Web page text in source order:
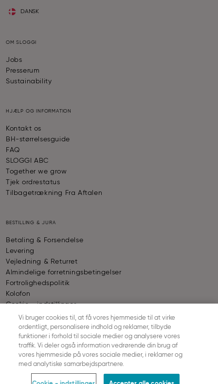
DANSK
OM SLOGGI
Jobs
Presserum
Sustainability
HJÆLP OG INFORMATION
Kontakt os
BH-størrelsesguide
FAQ
SLOGGI ABC
Together we grow
Tjek ordrestatus
Tilbagetrækning Fra Aftalen
BESTILLING & JURA
Betaling & Forsendelse
Levering
Vejledning & Returret
Almindelige forretningsbetingelser
Fortrolighedspolitik
Kolofon
Cookie - indstillinger
BETALING
© SLOGGI2026ALL RIGHTS RESERVED
Vi bruger cookies til, at få vores hjemmeside til at virke
ordentligt, personalisere indhold og reklamer, tilbyde
funktioner i forhold til sociale medier og analysere vores
traffik. Vi deler også information vedrørende din brug af
vores hjemmeside på vores sociale medier, i reklamer og
med analytiske samarbejdspartnere.